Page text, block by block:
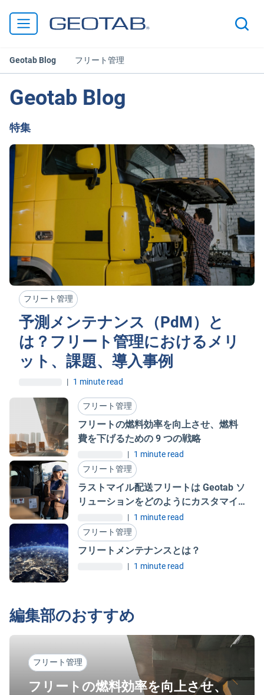
Geotab Blog フリート管理
Geotab Blog
特集
フリート管理
予測メンテナンス（PdM）と
は？フリート管理におけるメリ
ット、課題、導入事例
| 1 minute read
フリート管理
フリートの燃料効率を向上させ、燃料
費を下げるための 9 つの戦略
| 1 minute read
フリート管理
ラストマイル配送フリートは Geotab ソ
リューションをどのようにカスタマイ
ズしているのか
| 1 minute read
フリート管理
フリートメンテナンスとは？
| 1 minute read
編集部のおすすめ
フリート管理
フリートの燃料効率を向上させ、